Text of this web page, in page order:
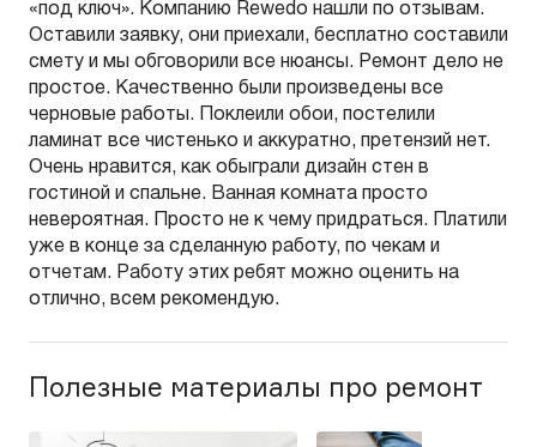
«под ключ». Компанию Rewedo нашли по отзывам.
Оставили заявку, они приехали, бесплатно составили
смету и мы обговорили все нюансы. Ремонт дело не
простое. Качественно были произведены все
черновые работы. Поклеили обои, постелили
ламинат все чистенько и аккуратно, претензий нет.
Очень нравится, как обыграли дизайн стен в
гостиной и спальне. Ванная комната просто
невероятная. Просто не к чему придраться. Платили
уже в конце за сделанную работу, по чекам и
отчетам. Работу этих ребят можно оценить на
отлично, всем рекомендую.
Полезные материалы про ремонт